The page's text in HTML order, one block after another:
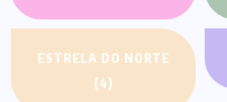
ESTRELA DO NORTE
(4)